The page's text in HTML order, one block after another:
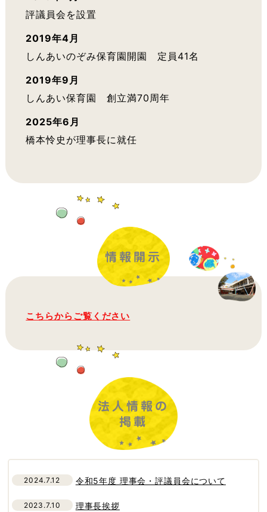
評議員会を設置
2019年4月
しんあいのぞみ保育園開園 定員41名
2019年9月
しんあい保育園 創立満70周年
2025年6月
橋本怜史が理事長に就任
情報開示
こちらからご覧ください
法人情報の
掲載
2024.7.12 令和5年度 理事会・評議員会について
2023.7.10 理事長挨拶